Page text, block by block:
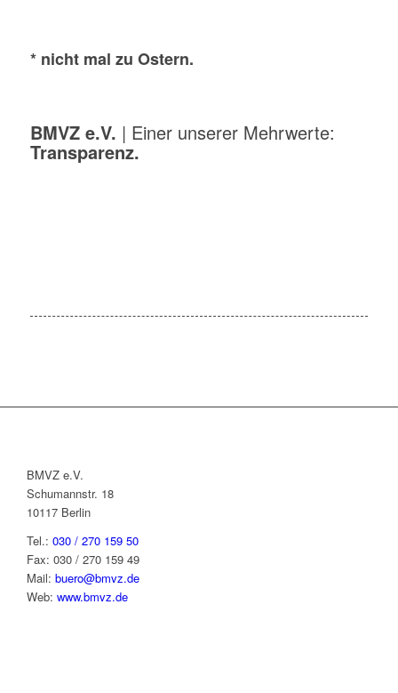
* nicht mal zu Ostern.
BMVZ e.V. | Einer unserer Mehrwerte:
Transparenz.
BMVZ e.V.
Schumannstr. 18
10117 Berlin
Tel.: 030 / 270 159 50
Fax: 030 / 270 159 49
Mail: buero@bmvz.de
Web: www.bmvz.de